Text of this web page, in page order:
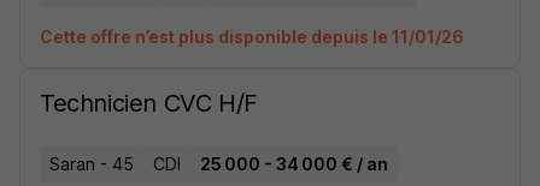
Cette offre n’est plus disponible depuis le 11/01/26
Technicien CVC H/F
Saran - 45 CDI 25 000 - 34 000 € / an